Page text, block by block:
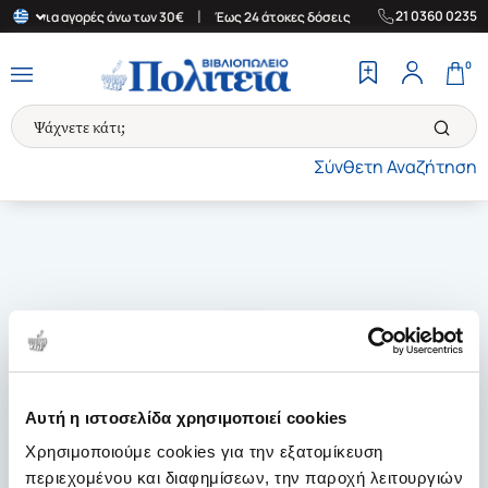
Αυτή η ιστοσελίδα χρησιμοποιεί cookies
Χρησιμοποιούμε cookies για την εξατομίκευση
περιεχομένου και διαφημίσεων, την παροχή λειτουργιών
για αγορές άνω των 30€ Έως 24 άτοκες δόσεις | Δωρεάν
21 0360 0235
Σύνθετη Αναζήτηση
0